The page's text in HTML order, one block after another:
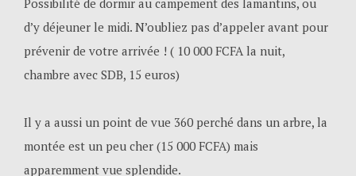
Possibilité de dormir au campement des lamantins, ou
d’y déjeuner le midi. N’oubliez pas d’appeler avant pour
prévenir de votre arrivée ! ( 10 000 FCFA la nuit,
chambre avec SDB, 15 euros)
Il y a aussi un point de vue 360 perché dans un arbre, la
montée est un peu cher (15 000 FCFA) mais
apparemment vue splendide.